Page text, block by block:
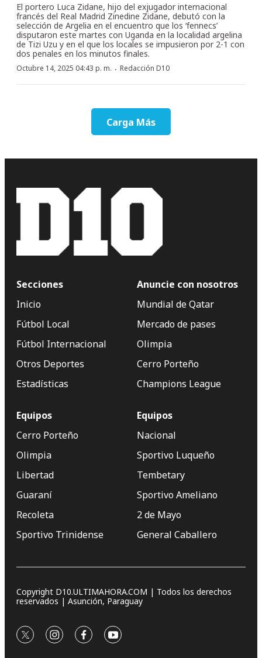
El portero Luca Zidane, hijo del exjugador internacional
francés del Real Madrid Zinedine Zidane, debutó con la
selección de Argelia en el encuentro que los ‘fennecs’
disputaron este martes con Uganda en la localidad argelina
de Tizi Uzu y en el que los locales se impusieron por 2-1 con
dos penales en los minutos finales.
Octubre 14, 2025 04:43 p. m. · Redacción D10
Carga Más
Secciones
Inicio
Fútbol Local
Fútbol Internacional
Otros Deportes
Estadísticas
Anuncie con nosotros
Mundial de Qatar
Mercado de pases
Olimpia
Cerro Porteño
Champions League
Equipos
Cerro Porteño
Olimpia
Libertad
Guaraní
Recoleta
Sportivo Trinidense
Equipos
Nacional
Sportivo Luqueño
Tembetary
Sportivo Ameliano
2 de Mayo
General Caballero
Copyright D10.ULTIMAHORA.COM | Todos los derechos
reservados | Asunción, Paraguay
twitterinstagram
facebookyoutube